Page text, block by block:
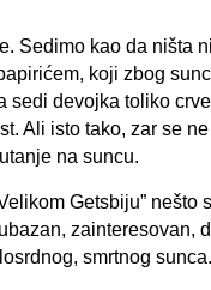
Sedimo kao da ništa
koji zbog
sedi devojka toliko
Ali isto tako, zar se
na suncu.
Getsbiju” nešto
zainteresovan,
smrtnog sunca.